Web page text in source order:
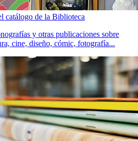
catálogo de la Biblioteca
y otras publicaciones sobre
cine, diseño, cómic, fotografía...